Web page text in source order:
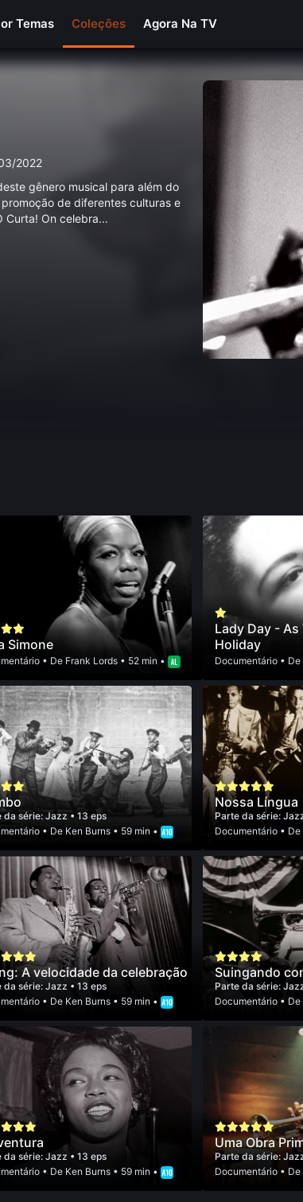
Temas Coleções Agora Na TV
2022
gênero musical para além do
de diferentes culturas e
Curta! On celebra...
Simone
• De Frank Lords• 52 min •
Lady Day - As
Holiday
Documentário• De
da série:Jazz • 13 eps
• De Ken Burns• 59 min •
Nossa Língua
Parte da série:
Documentário• De
A velocidade da celebração
da série:Jazz • 13 eps
• De Ken Burns• 59 min •
Suingando
Parte da série:
Documentário• De
da série:Jazz • 13 eps
• De Ken Burns• 59 min •
Uma Obra
Parte da série:
Documentário• De